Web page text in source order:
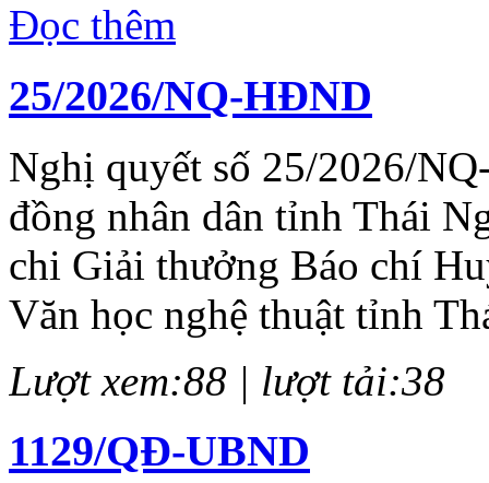
Đọc thêm
25/2026/NQ-HĐND
Nghị quyết số 25/2026/
đồng nhân dân tỉnh Thái
chi Giải thưởng Báo chí
Văn học nghệ thuật tỉnh
Lượt xem:88 | lượt tải:38
1129/QĐ-UBND